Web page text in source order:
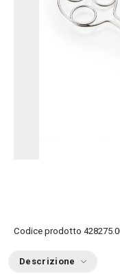
Codice prodotto
Descrizione